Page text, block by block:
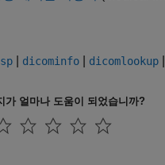
dicominfo dicomlookup
가 얼마나 도움이 되었습니까?